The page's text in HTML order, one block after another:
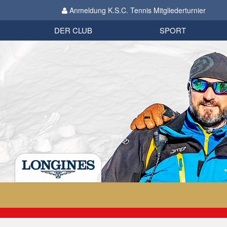
Anmeldung K.S.C. Tennis Mitgliederturnier
DER CLUB
Organisation
SPORT
Biathlon
Datenschutzverordnung 2018
Impressum